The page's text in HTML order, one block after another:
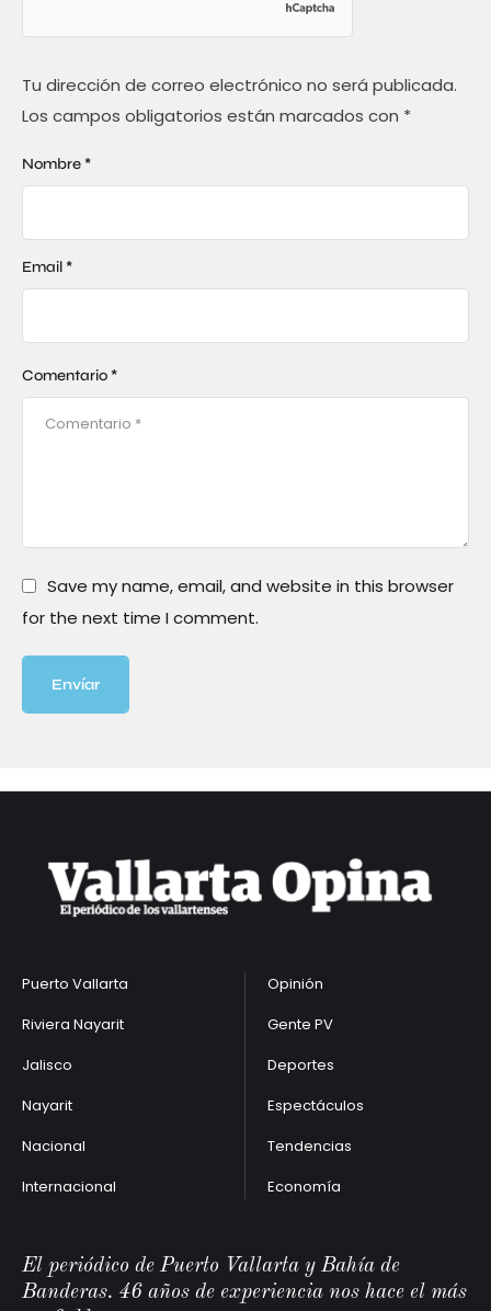
Tu dirección de correo electrónico no será publicada.
Los campos obligatorios están marcados con *
Comentario *
Nombre *
Email *
Save my name, email, and website in this browser
for the next time I comment.
Envíar
Puerto Vallarta
Riviera Nayarit
Jalisco
Nayarit
Nacional
Internacional
Opinión
Gente PV
Deportes
Espectáculos
Tendencias
Economía
El periódico de Puerto Vallarta y Bahía de
Banderas. 46 años de experiencia nos hace el más